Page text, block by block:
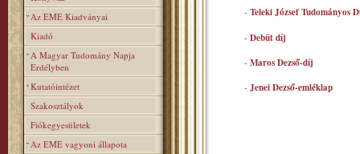
Az EME Kiadványai
Kiadó
A Magyar Tudomány Napja
Erdélyben
Kutatóintézet
Szakosztályok
Fiókegyesületek
Az EME vagyoni állapota
- Teleki József Tudományos
- Debüt díj
- Maros Dezső-díj
- Jenei Dezső-emléklap